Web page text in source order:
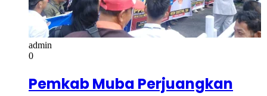
admin
0
Pemkab Muba Perjuangkan